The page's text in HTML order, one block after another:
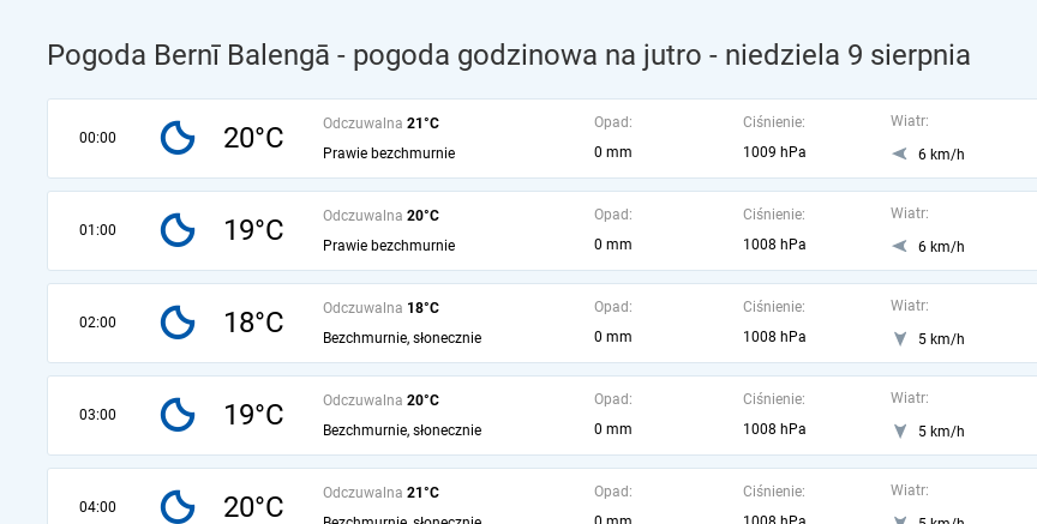
Pogoda Bernī Balengā - pogoda godzinowa na jutro - niedziela 9 sierpnia
00:00 20°C Odczuwalna 21°C
Prawie bezchmurnie
Opad:
0 mm
Ciśnienie:
1009 hPa
Wiatr:
6 km/h
01:00 19°C Odczuwalna 20°C
Prawie bezchmurnie
Opad:
0 mm
Ciśnienie:
1008 hPa
Wiatr:
6 km/h
02:00 18°C Odczuwalna 18°C
Bezchmurnie, słonecznie
Opad:
0 mm
Ciśnienie:
1008 hPa
Wiatr:
5 km/h
03:00 19°C Odczuwalna 20°C
Bezchmurnie, słonecznie
Opad:
0 mm
Ciśnienie:
1008 hPa
Wiatr:
5 km/h
04:00 20°C Odczuwalna 21°C
Opad:
Ciśnienie:
Wiatr: